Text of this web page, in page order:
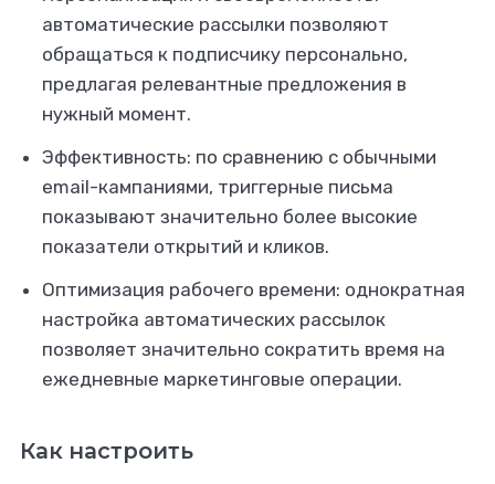
автоматические рассылки позволяют
обращаться к подписчику персонально,
предлагая релевантные предложения в
нужный момент.
Эффективность: по сравнению с обычными
email-кампаниями, триггерные письма
показывают значительно более высокие
показатели открытий и кликов.
Оптимизация рабочего времени: однократная
настройка автоматических рассылок
позволяет значительно сократить время на
ежедневные маркетинговые операции.
Как настроить